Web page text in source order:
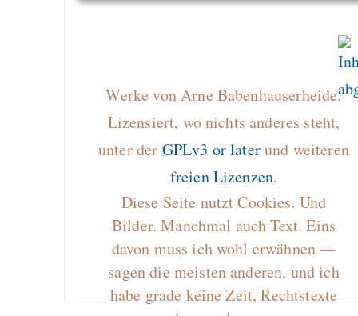
Werke von Arne Babenhauserheide.
Lizensiert, wo nichts anderes steht,
unter der GPLv3 or laterund weiteren
freien Lizenzen.
Diese Seite nutzt Cookies. Und
Bilder. Manchmal auch Text. Eins
davon muss ich wohl erwähnen —
sagen die meisten anderen, und ich
habe grade keine Zeit, Rechtstexte